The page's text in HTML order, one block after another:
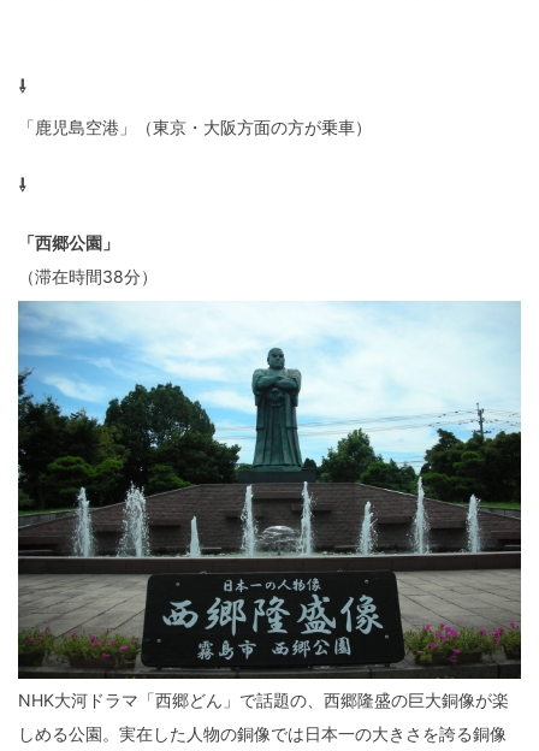
⇩
「鹿児島空港」（東京・大阪方面の方が乗車）
⇩
「西郷公園」
（滞在時間38分）
NHK大河ドラマ「西郷どん」で話題の、西郷隆盛の巨大銅像が楽
しめる公園。実在した人物の銅像では日本一の大きさを誇る銅像